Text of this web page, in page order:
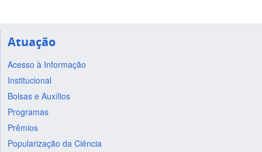
Atuação
Acesso à Informação
Institucional
Bolsas e Auxílios
Programas
Prêmios
Popularização da Ciência